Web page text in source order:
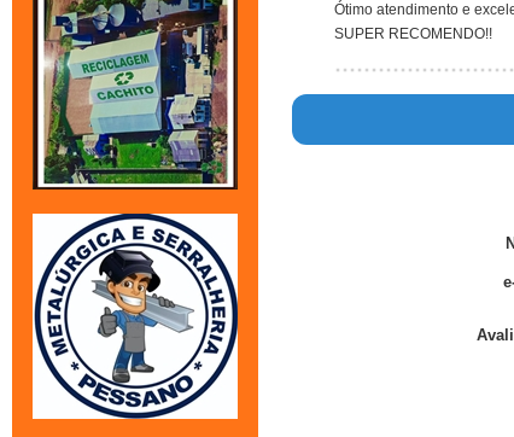
Ótimo atendimento e
SUPER RECOMENDO!!